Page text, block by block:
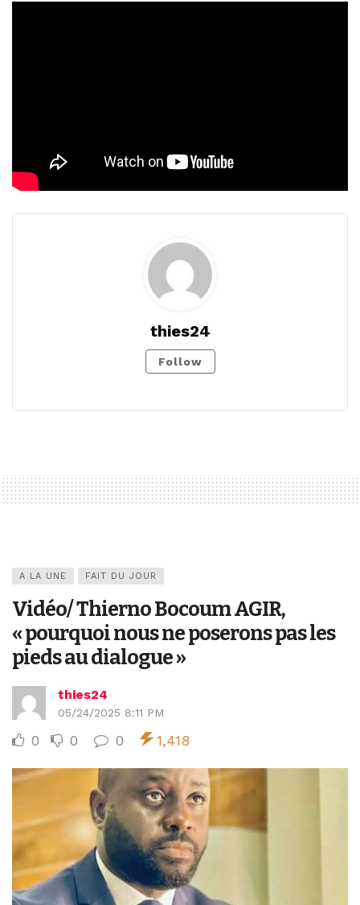
thies24
Follow
A LA UNE FAIT DU JOUR
Vidéo/ Thierno Bocoum AGIR,
« pourquoi nous ne poserons pas les
pieds au dialogue »
thies24
05/24/2025 8:11 PM
0 0 0 1,418